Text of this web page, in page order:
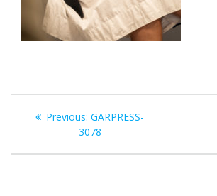
Navegación
Previous: Previous
post:
GARPRESS-
3078